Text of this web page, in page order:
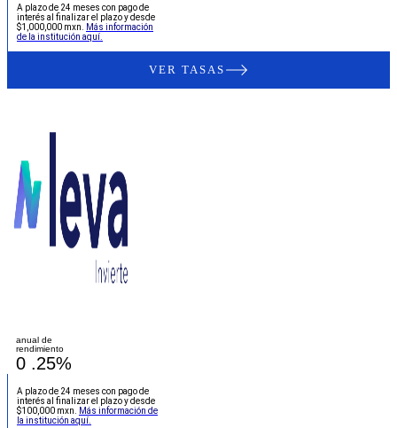
A plazo de 24 meses con pago de
interés al finalizar el plazo y desde
$1,000,000 mxn.
Más información
de la institución aquí.
VER TASAS
anual de
rendimiento
0 .25%
A plazo de 24 meses con pago de
interés al finalizar el plazo y desde
$100,000 mxn.
Más información de
la institución aquí.